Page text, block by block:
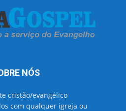
NÓS
cristão/evangélico
com qualquer igreja ou